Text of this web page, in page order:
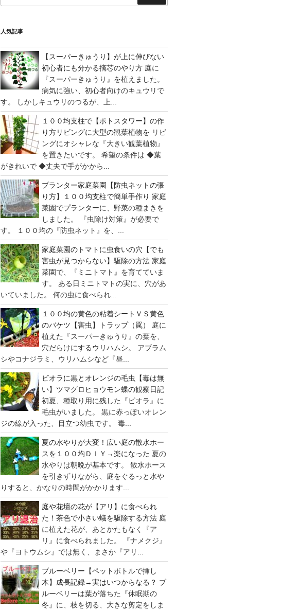
索
人気記事
【スーパーきゅうり】が上に伸びない
初心者にも分かる摘芯のやり方 庭に
『スーパーきゅうり』を植えました。
病気に強い、初心者向けのキュウリで
す。 しかしキュウリのつるが、上...
１００均支柱で【ポトスタワー】の作
り方リビングに大型の観葉植物を リビ
ングにオシャレな『大きい観葉植物』
を置きたいです。 希望の条件は ◆葉
がきれいで ◆丈夫で手がかから...
プランター家庭菜園【防虫ネットの張
り方】１００均支柱で簡単手作り 家庭
菜園でプランターに、野菜の種まきを
しました。 『虫除け対策』が必要で
す。 １００均の『防虫ネット』を、...
家庭菜園のトマトに虫食いの穴【でも
害虫が見つからない】駆除の方法 家庭
菜園で、『ミニトマト』を育てていま
す。 ある日ミニトマトの実に、穴があ
いていました。 何の虫に食べられ...
１００均の黄色の粘着シートＶＳ黄色
のバケツ【害虫】トラップ（罠）
庭に
植えた『スーパーきゅうり』の葉を、
穴だらけにするウリハムシ。 アブラム
シやコナジラミ、ウリハムシなど『昼...
ビオラに黒とオレンジの毛虫【毒は無
い】ツマグロヒョウモン蝶の観察日記
初夏、種取り用に残した『ビオラ』に
毛虫がいました。 黒に赤っぽいオレン
ジの線が入った、目立つ幼虫です。 毒...
夏の水やりが大変！広い庭の散水ホー
スを１００均ＤＩＹ→楽になった 夏の
水やりは朝晩が基本です。 散水ホース
を引きずりながら、庭をぐるっと水や
りすると、かなりの時間がかかります...
庭や花壇の花が【アリ】に食べられ
た！茶色で小さい蟻を駆除する方法 庭
に植えた花が、あとかたもなく『ア
リ』に食べられました。 『ナメクジ』
や『ヨトウムシ』では無く、まさか『アリ...
ブルーベリー【ペットボトルで挿し
木】成長記録→実はいつからなる？ ブ
ルーベリーは葉が落ちた『休眠期の
冬』に、枝を切る、大きな剪定をしま